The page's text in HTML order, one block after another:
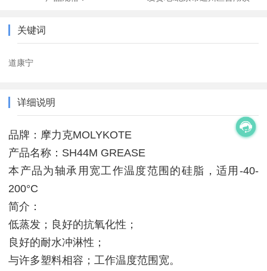
关键词
道康宁
详细说明
品牌：摩力克MOLYKOTE
产品名称：SH44M GREASE
本产品为轴承用宽工作温度范围的硅脂，适用-40-
200°C
简介：
低蒸发；良好的抗氧化性；
良好的耐水冲淋性；
与许多塑料相容；工作温度范围宽。